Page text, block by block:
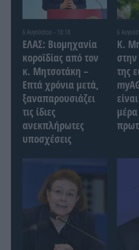
6 Αυγούστου - 18:18
ΕΛΑΣ: Βιομηχανία
κοροϊδίας από τον
κ. Μητσοτάκη –
Επτά χρόνια μετά,
ξαναπαρουσιάζει
τις ίδιες
ανεκπλήρωτες
υποσχέσεις
6
Κ.
της
μέρα